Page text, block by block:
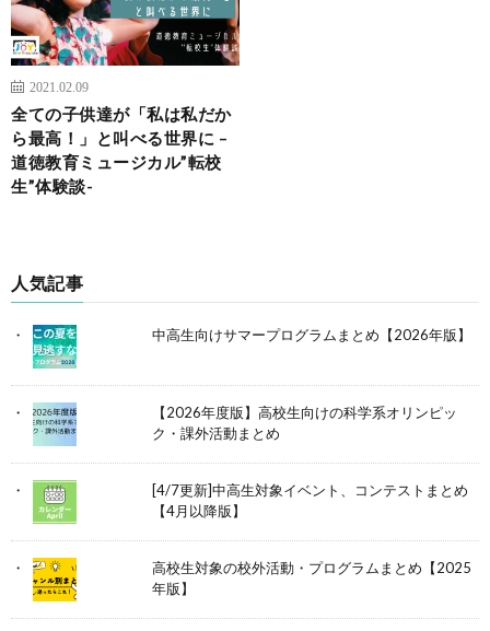
2021.02.09
全ての子供達が「私は私だか
ら最高！」と叫べる世界に –
道徳教育ミュージカル”転校
生”体験談-
人気記事
中高生向けサマープログラムまとめ【2026年版】
【2026年度版】高校生向けの科学系オリンピッ
ク・課外活動まとめ
[4/7更新]中高生対象イベント、コンテストまとめ
【4月以降版】
高校生対象の校外活動・プログラムまとめ【2025
年版】